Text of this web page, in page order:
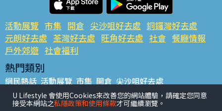
活動展覽 市集 開倉 尖沙咀好去處 銅鑼灣好去處
元朗好去處 荃灣好去處 旺角好去處 社會 餐廳情報
戶外郊遊 社會福利
熱門類別
網民熱話 活動展覽 市集 開倉 尖沙咀好去處
銅鑼灣好去處 元朗好去處 荃灣好去處 旺角好去處 社會
餐廳情報 戶外郊遊
U Lifestyle 會使用Cookies來改善您的網站體驗，請確定您同意
接受本網站之私隱政策和使用條款才可繼續瀏覽。